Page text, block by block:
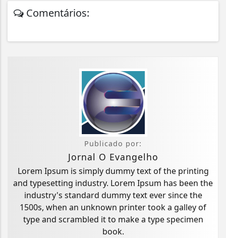
Comentários:
Publicado por:
Jornal O Evangelho
Lorem Ipsum is simply dummy text of the printing
and typesetting industry. Lorem Ipsum has been the
industry's standard dummy text ever since the
1500s, when an unknown printer took a galley of
type and scrambled it to make a type specimen
book.